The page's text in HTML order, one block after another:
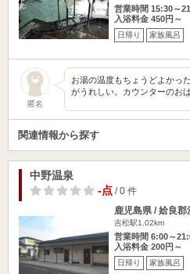
営業時間 15:30～
入浴料金 450円～
日帰り 家族風呂
匿名
お湯の温度もちょうどよかっ
がうれしい。カウンターのお
関連情報から探す
中野温泉
-点/ 0 件
鹿児島県 / 姶良
吉松駅1.02km
営業時間 6:00～
入浴料金 200円～
日帰り 家族風呂